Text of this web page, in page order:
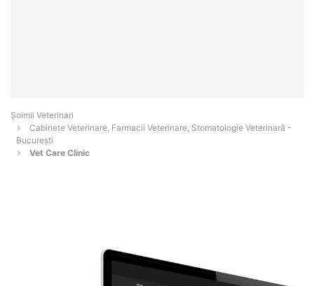
Șoimii Veterinari
Cabinete Veterinare, Farmacii Veterinare, Stomatologie Veterinară -
Bucureşti
Vet Care Clinic